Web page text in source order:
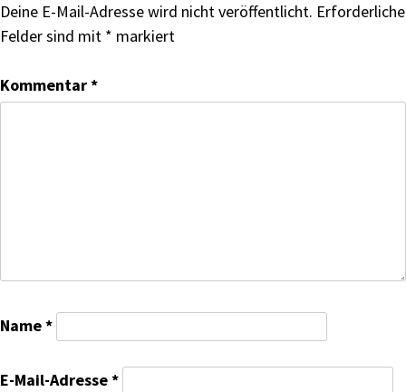
Deine E-Mail-Adresse wird nicht veröffentlicht. Erforderliche
Felder sind mit * markiert
Kommentar*
Name*
E-Mail-Adresse*